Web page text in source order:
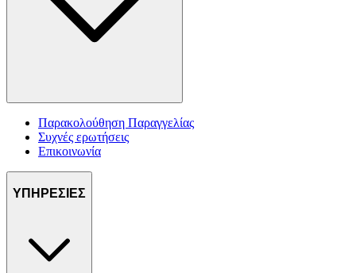
Παρακολούθηση Παραγγελίας
Συχνές ερωτήσεις
Επικοινωνία
ΥΠΗΡΕΣΙΕΣ